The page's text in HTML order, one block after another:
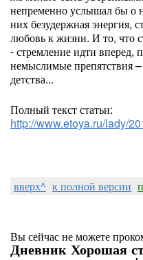
непременно услышал бы о
них безудержная энергия,
любовь к жизни. И то, что
- стремление идти вперед,
немыслимые препятствия
детства...
Полный текст статьи:
http://www.etoya.ru/lady/
вверх^ к полной версии
Вы сейчас не можете
Дневник Хорошая